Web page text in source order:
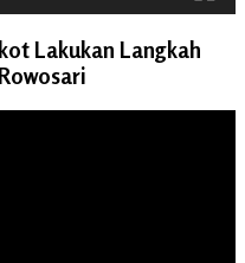
Lakukan Langkah